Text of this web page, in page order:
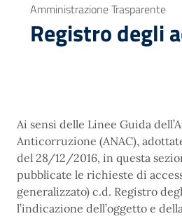
Amministrazione Trasparente
Registro degli
Ai sensi delle Linee Guida
Anticorruzione (ANAC),
del 28/12/2016, in questa
pubblicate le richieste di
generalizzato) c.d. Registro
l’indicazione dell’oggetto e